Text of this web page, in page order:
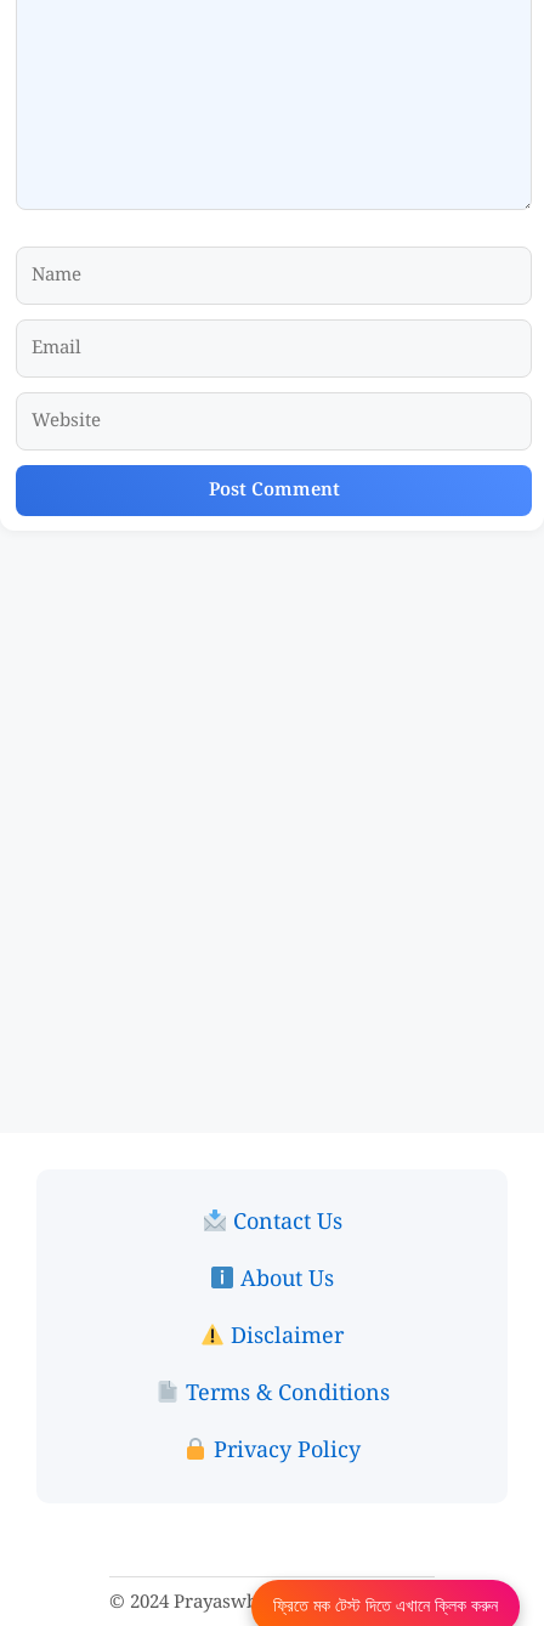
Name
Email
Website
Contact Us
About Us
Disclaimer
Terms & Conditions
Privacy Policy
© 2024 Prayaswb. All rights reserved.
ফ্রিতে মক টেস্ট দিতে এখানে ক্লিক করুন